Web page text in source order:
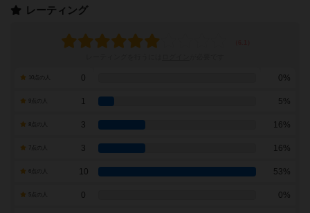
レーティング
0 0%
1 5%
3 16%
7点の人 3 16%
10 53%
0 0%